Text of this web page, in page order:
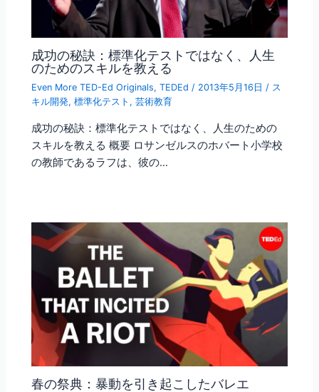
成功の秘訣：標準化テストではなく、人生
のためのスキルを教える
Even More TED-Ed Originals,TEDEd / 2013年5月16日/ ス
キル開発,標準化テスト ,芸術教育
成功の秘訣：標準化テストではなく、人生のための
スキルを教える 概要 ロサンゼルスのホバート小学校
の教師であるラフは、彼の…
春の祭典：暴動を引き起こしたバレエ